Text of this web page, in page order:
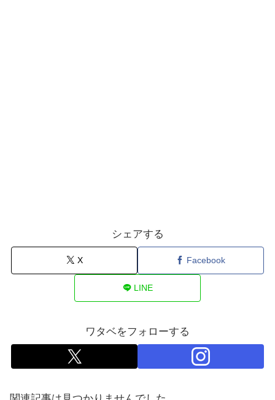
シェアする
X Facebook
LINE
ワタベをフォローする